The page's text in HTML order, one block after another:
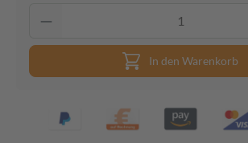
In den Warenkorb